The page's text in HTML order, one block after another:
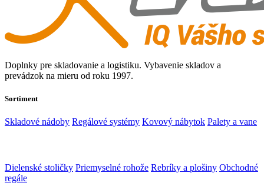
Doplnky pre skladovanie a logistiku. Vybavenie skladov a
prevádzok na mieru od roku 1997.
Sortiment
Skladové nádoby Regálové systémy Kovový nábytok Palety a vane
Dielenské stoličky Priemyselné rohože Rebríky a plošiny Obchodné
regále